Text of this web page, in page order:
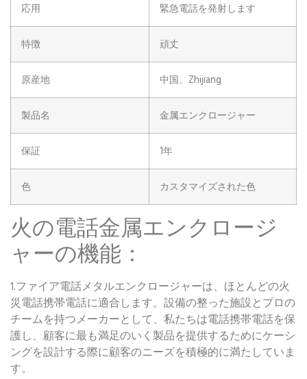
応用 緊急電話を発射します
特徴 頑丈
原産地 中国、Zhijiang
製品名 金属エンクロージャー
保証 1年
色 カスタマイズされた色
火の電話金属エンクロージ
ャーの機能：
1.ファイア電話メタルエンクロージャーは、ほとんどの火
災電話携帯電話に適合します。設備の整った施設とプロの
チームを持つメーカーとして、私たちは電話携帯電話を保
護し、顧客に最も満足のいく製品を提供するためにケーシ
ングを設計する際に顧客のニーズを積極的に満たしていま
す。